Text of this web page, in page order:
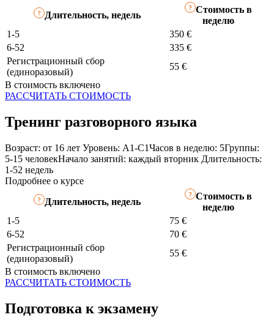
Длительность, недель
Стоимость в
неделю
1-5
350 €
6-52
335 €
Регистрационный сбор
(единоразовый)
55 €
В стоимость включено
РАССЧИТАТЬ СТОИМОСТЬ
Тренинг разговорного языка
Возраст: от 16 лет Уровень: A1-C1Часов в неделю: 5Группы:
5-15 человекНачало занятий: каждый вторник Длительность:
1-52 недель
Подробнее о курсе
Длительность, недель
Стоимость в
неделю
1-5
75 €
6-52
70 €
Регистрационный сбор
(единоразовый)
55 €
В стоимость включено
РАССЧИТАТЬ СТОИМОСТЬ
Подготовка к экзамену